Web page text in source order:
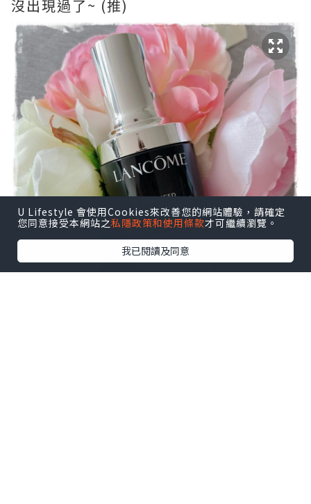
沒出現過了~ (推)
U Lifestyle 會使用Cookies來改善您的網站體驗，請確定
您同意接受本網站之私隱政策和使用條款才可繼續瀏覽。
我已閱讀及同意